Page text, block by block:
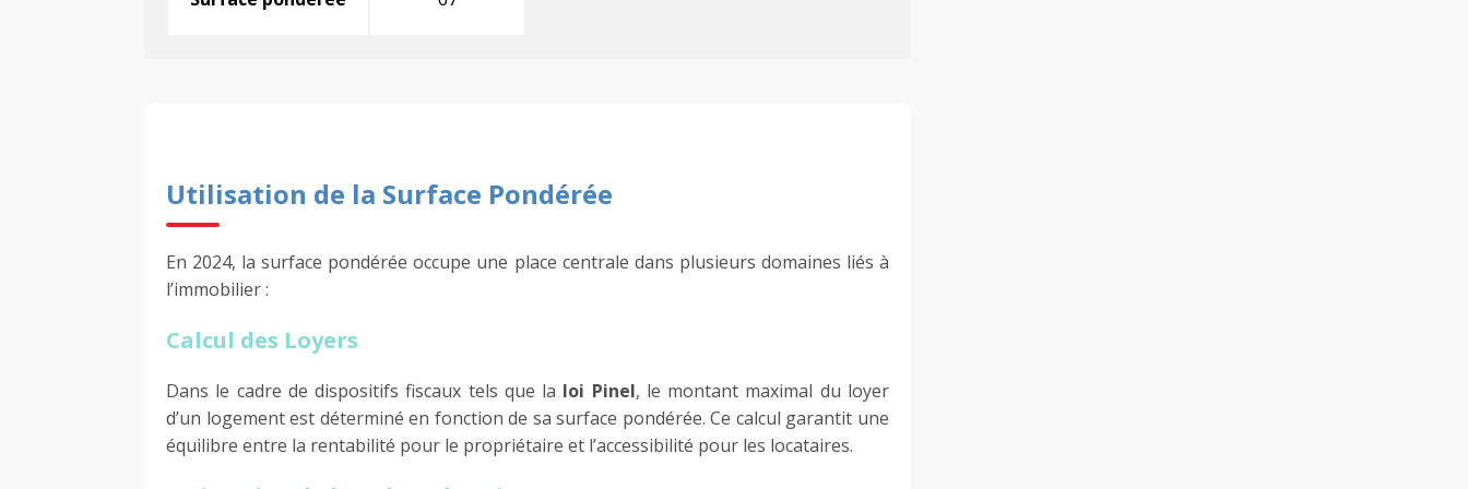
Utilisation de la Surface Pondérée
En 2024, la surface pondérée occupe une place centrale dans plusieurs domaines liés à
l’immobilier :
Calcul des Loyers
Dans le cadre de dispositifs fiscaux tels que la loi Pinel, le montant maximal du loyer
d’un logement est déterminé en fonction de sa surface pondérée. Ce calcul garantit une
équilibre entre la rentabilité pour le propriétaire et l’accessibilité pour les locataires.